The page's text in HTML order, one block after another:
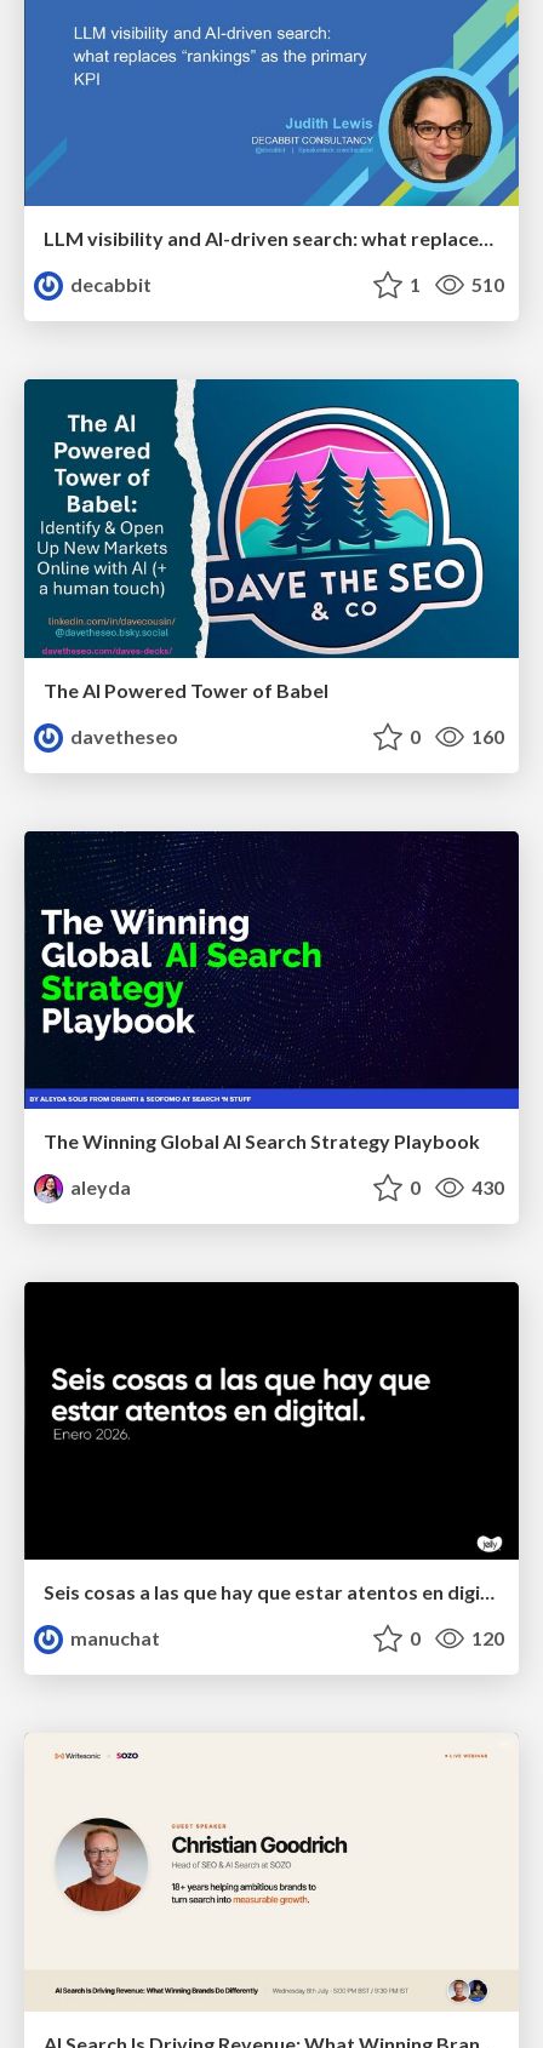
LLM visibility and AI-driven search: what replaces “rankings” as the primary KPI - BrightonSEO April 2026
decabbit
1 510
The AI Powered Tower of Babel
davetheseo
0 160
The Winning Global AI Search Strategy Playbook
aleyda
0 430
Seis cosas a las que hay que estar atentos en digital.
manuchat
0 120